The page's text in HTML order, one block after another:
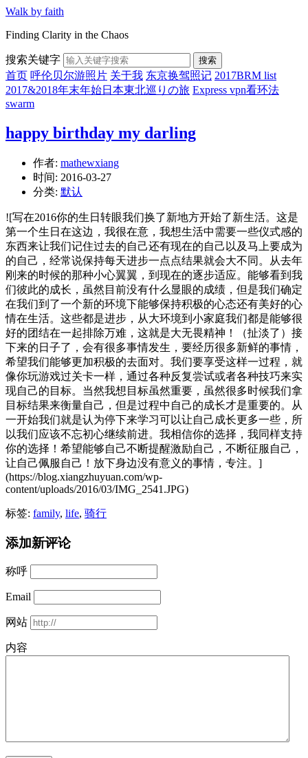
Walk by faith
Finding Clarity in the Chaos
搜索关键字 搜索
首页 呼伦贝尔游照片 关于我 东京换驾照记 2017BRM list
2017&2018年末年始日本東北巡りの旅 Express vpn看环法
swarm
happy birthday my darling
作者: mathewxiang
时间: 2016-03-27
分类: 默认
![写在2016你的生日转眼我们换了新地方开始了新生活。这是
第一个生日在这边，我很在意，我想生活中需要一些仪式感的
东西来让我们记住过去的自己还有现在的自己以及马上要成为
的自己，经常说保持每天进步一点点结果就会大不同。从去年
刚来的时候的那种小心翼翼，到现在的逐步适应。能够看到我
们彼此的成长，虽然目前没有什么显眼的成绩，但是我们确定
在我们到了一个新的环境下能够保持积极的心态还有美好的心
情在生活。这些都是进步，从大环境到小家庭我们都是能够很
好的团结在一起排除万难，这就是大无畏精神！（扯淡了）接
下来的日子了，会有很多事情发生，要经历很多新鲜的事情，
希望我们能够更加积极的去面对。我们要享受这样一过程，就
像你玩游戏过关卡一样，通过各种反复尝试或者各种技巧来实
现自己的目标。当然我想目标虽然重要，虽然很多时候我们拿
目标结果来衡量自己，但是过程中自己的成长才是重要的。从
一开始我们就是认为停下来学习可以让自己成长更多一些，所
以我们应该不忘初心继续前进。我相信你的选择，我同样支持
你的选择！希望能够自己不断提醒激励自己，不断征服自己，
让自己佩服自己！放下身边没有意义的事情，专注。]
(https://blog.xiangzhuyuan.com/wp-
content/uploads/2016/03/IMG_2541.JPG)
标签: family, life, 骑行
添加新评论
称呼
Email
网站
内容